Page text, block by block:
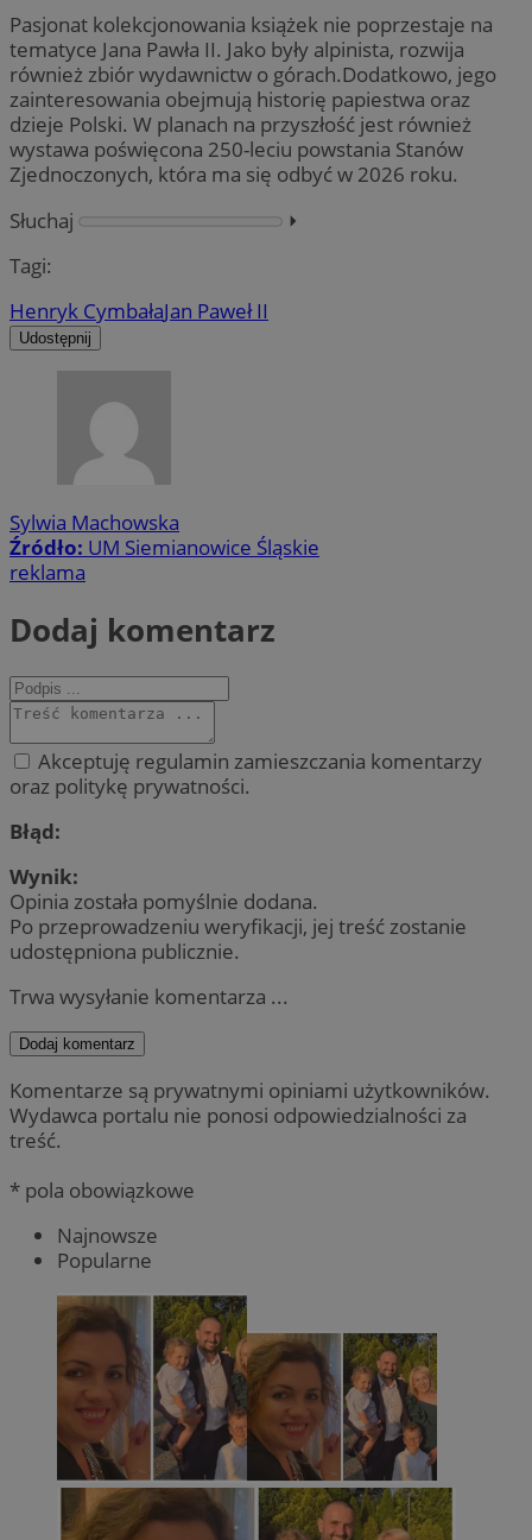
Pasjonat kolekcjonowania książek nie poprzestaje na
tematyce Jana Pawła II. Jako były alpinista, rozwija
również zbiór wydawnictw o górach.Dodatkowo, jego
zainteresowania obejmują historię papiestwa oraz
dzieje Polski. W planach na przyszłość jest również
wystawa poświęcona 250-leciu powstania Stanów
Zjednoczonych, która ma się odbyć w 2026 roku.
Słuchaj
⏵︎
Tagi:
Henryk CymbałaJan Paweł II
Udostępnij
Sylwia Machowska
Źródło: UM Siemianowice Śląskie
reklama
Dodaj komentarz
Akceptuję regulamin zamieszczania komentarzy
oraz politykę prywatności.
Błąd:
Wynik:
Opinia została pomyślnie dodana.
Po przeprowadzeniu weryfikacji, jej treść zostanie
udostępniona publicznie.
Trwa wysyłanie komentarza ...
Dodaj komentarz
Komentarze są prywatnymi opiniami użytkowników.
Wydawca portalu nie ponosi odpowiedzialności za
treść.
* pola obowiązkowe
Najnowsze
Popularne